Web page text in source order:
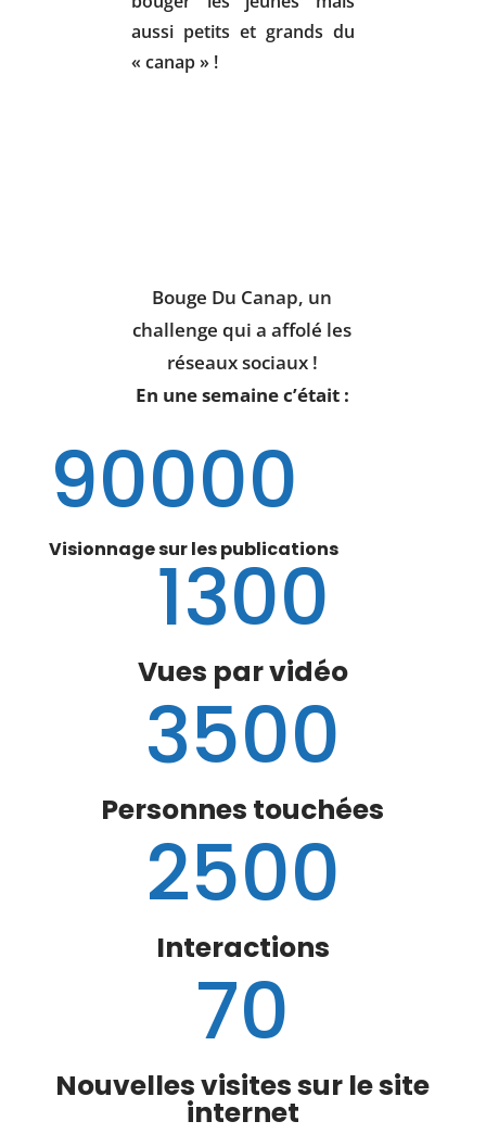
aussi petits et grands du
« canap » !
Bouge Du Canap, un
challenge qui a affolé les
réseaux sociaux !
En une semaine c’était :
90000
Visionnage sur les publications
1300
Vues par vidéo
3500
Personnes touchées
2500
Interactions
70
Nouvelles visites sur le site
internet